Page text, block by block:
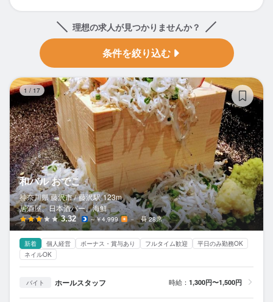
理想の求人が見つかりませんか？
条件を絞り込む
1 / 17
和バル おでこ
神奈川県 藤沢市 / 藤沢駅 123m
居酒屋、日本酒バー、海鮮
3.32 ～￥4,999 － 28席
新着 個人経営 ボーナス・賞与あり フルタイム歓迎
平日のみ勤務OK
ネイルOK
バイト ホールスタッフ 時給： 1,300円〜1,500円